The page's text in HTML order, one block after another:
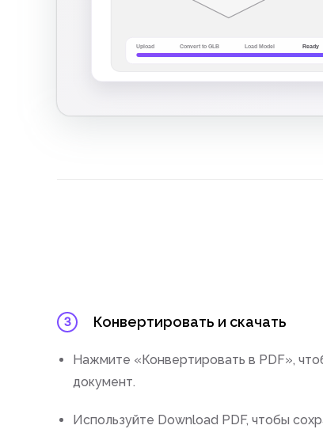
3 Конвертировать и скачать
Нажмите «Конвертировать в PDF»,
документ.
Используйте Download PDF, чтобы